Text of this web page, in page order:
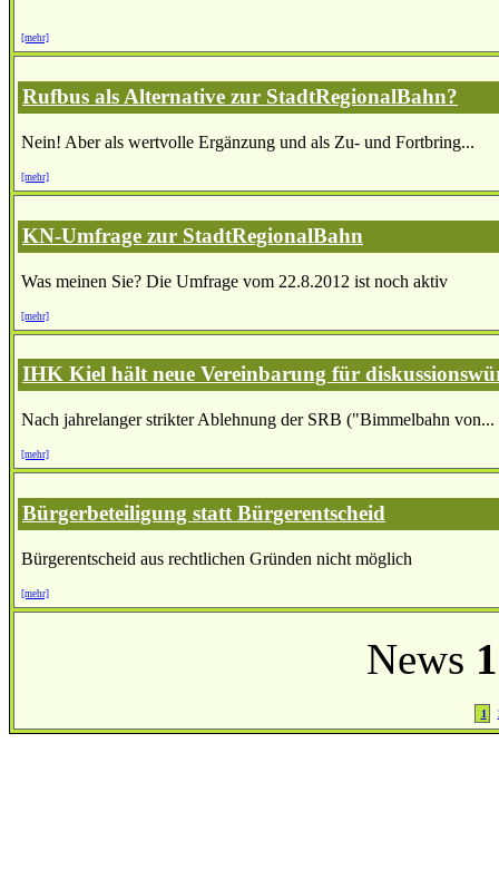
[mehr]
Rufbus als Alternative zur StadtRegionalBahn?
Nein! Aber als wertvolle Ergänzung und als Zu- und Fortbring...
[mehr]
KN-Umfrage zur StadtRegionalBahn
Was meinen Sie? Die Umfrage vom 22.8.2012 ist noch aktiv
[mehr]
IHK Kiel hält neue Vereinbarung für
Nach jahrelanger strikter Ablehnung der SRB ("Bimmelbahn von...
[mehr]
Bürgerbeteiligung statt Bürgerentscheid
Bürgerentscheid aus rechtlichen Gründen nicht möglich
[mehr]
News
1